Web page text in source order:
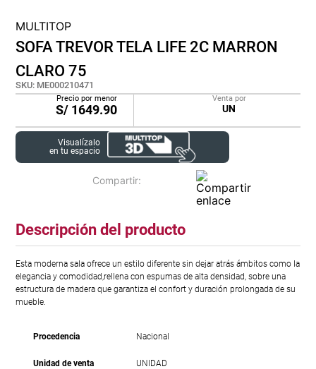
MULTITOP
SOFA TREVOR TELA LIFE 2C MARRON
CLARO 75
SKU: ME000210471
Precio por menor
S/ 1649.90
Venta por
UN
Visualízalo
en tu espacio
Descripción del producto
Esta moderna sala ofrece un estilo diferente sin dejar atrás ámbitos como la
elegancia y comodidad,rellena con espumas de alta densidad, sobre una
estructura de madera que garantiza el confort y duración prolongada de su
mueble.
Procedencia Nacional
Unidad de venta
UNIDAD